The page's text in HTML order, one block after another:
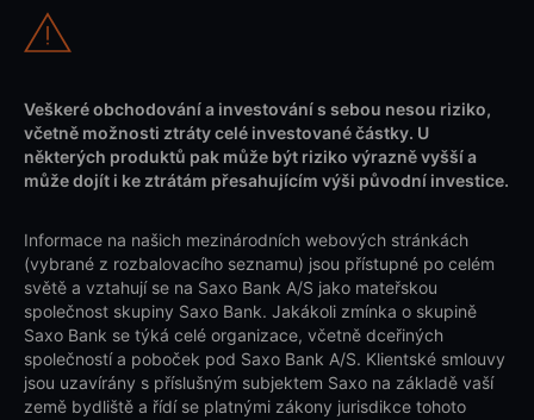
Veškeré obchodování a investování s sebou nesou riziko,
včetně možnosti ztráty celé investované částky. U
některých produktů pak může být riziko výrazně vyšší a
může dojít i ke ztrátám přesahujícím výši původní investice.
Informace na našich mezinárodních webových stránkách
(vybrané z rozbalovacího seznamu) jsou přístupné po celém
světě a vztahují se na Saxo Bank A/S jako mateřskou
společnost skupiny Saxo Bank. Jakákoli zmínka o skupině
Saxo Bank se týká celé organizace, včetně dceřiných
společností a poboček pod Saxo Bank A/S. Klientské smlouvy
jsou uzavírány s příslušným subjektem Saxo na základě vaší
země bydliště a řídí se platnými zákony jurisdikce tohoto